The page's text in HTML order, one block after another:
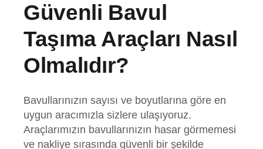
Güvenli Bavul
Taşıma Araçları Nasıl
Olmalıdır?
Bavullarınızın sayısı ve boyutlarına göre en
uygun aracımızla sizlere ulaşıyoruz.
Araçlarımızın bavullarınızın hasar görmemesi
ve nakliye sırasında güvenli bir şekilde